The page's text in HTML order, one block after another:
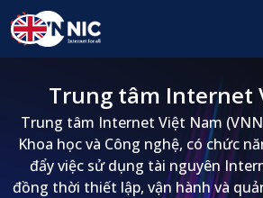
Nhảy đến nội dung
Trung tâm Internet
Trung tâm Internet Việt Nam
Khoa học và Công nghệ, có chức
đẩy việc sử dụng tài nguyên
đồng thời thiết lập, vận hành và